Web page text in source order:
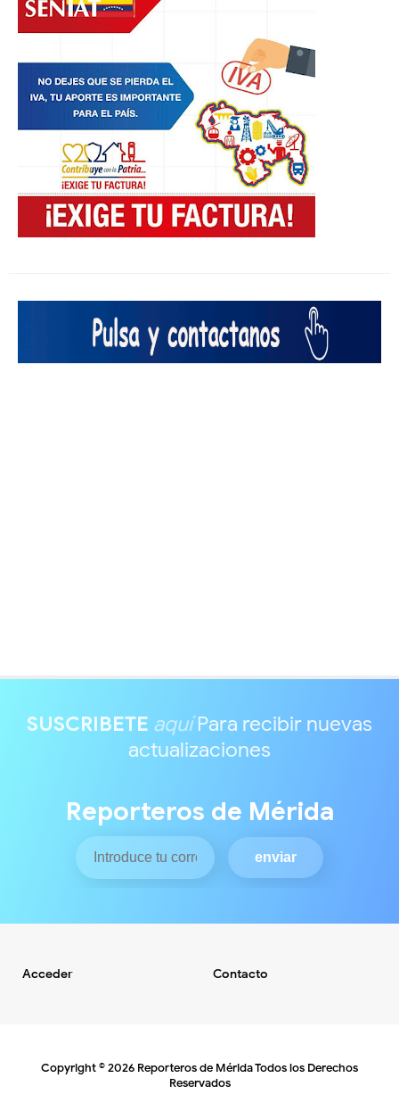
SUSCRIBETE aquíPara recibir nuevas
actualizaciones
Reporteros de Mérida
Acceder Contacto
Copyright ©2026 Reporteros de MéridaTodos los Derechos
Reservados